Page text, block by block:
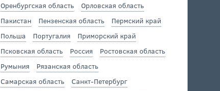
Оренбургская область
Орловская область
Пакистан
Пензенская область
Пермский край
Польша
Португалия
Приморский край
Псковская область
Россия
Ростовская область
Румыния
Рязанская область
Самарская область
Санкт-Петербург